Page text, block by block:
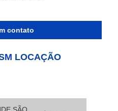
contato
LOCAÇÃO
SÃO